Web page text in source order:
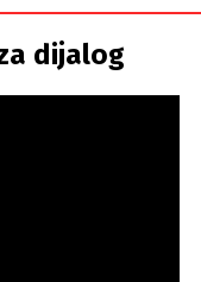
dijalog